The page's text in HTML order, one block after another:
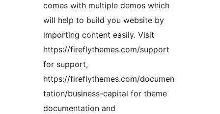
comes with multiple demos which
will help to build you website by
importing content easily. Visit
https://fireflythemes.com/support
for support,
https://fireflythemes.com/documen
tation/business-capital for theme
documentation and